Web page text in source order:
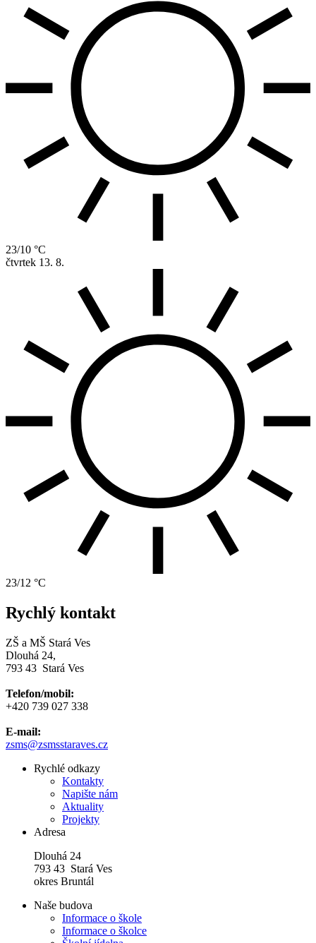
23/10 °C
čtvrtek 13. 8.
23/12 °C
Rychlý kontakt
ZŠ a MŠ Stará Ves
Dlouhá 24,
793 43 Stará Ves
Telefon/mobil:
+420 739 027 338
E-mail:
zsms@zsmsstaraves.cz
Rychlé odkazy
Kontakty
Napište nám
Aktuality
Projekty
Adresa
Dlouhá 24
793 43 Stará Ves
okres Bruntál
Naše budova
Informace o škole
Informace o školce